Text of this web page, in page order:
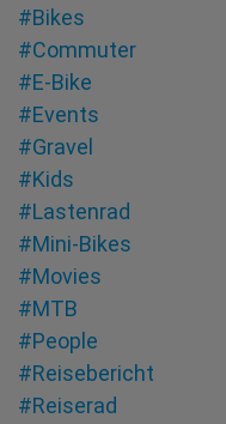
#Bikes
#Commuter
#E-Bike
#Events
#Gravel
#Kids
#Lastenrad
#Mini-Bikes
#Movies
#MTB
#People
#Reisebericht
#Reiserad